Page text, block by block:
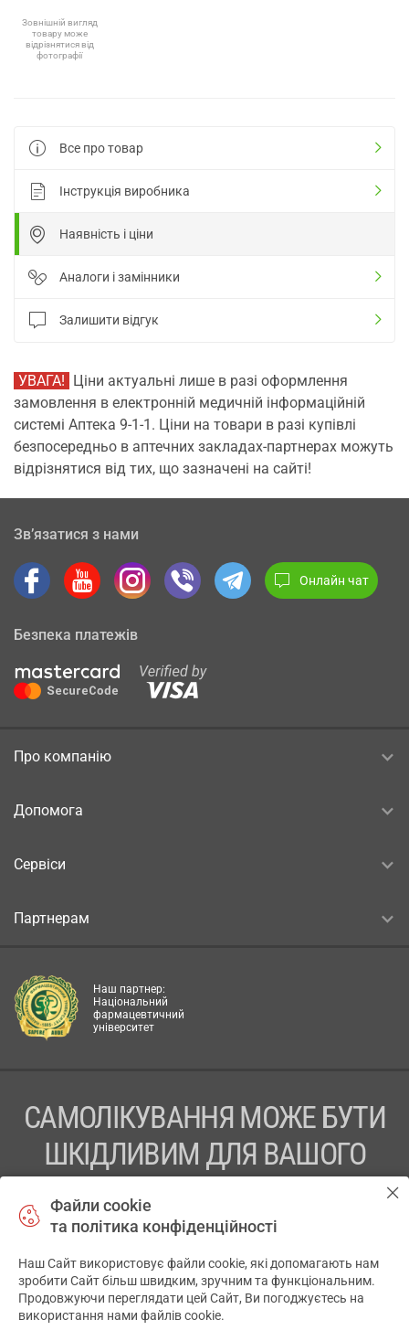
Зовнішній вигляд
товару може
відрізнятися від
фотографії
Все про товар
Інструкція виробника
Наявність і ціни
Аналоги і замінники
Залишити відгук
УВАГА! Ціни актуальні лише в разі оформлення
замовлення в електронній медичній інформаційній
системі Аптека 9-1-1. Ціни на товари в разі купівлі
безпосередньо в аптечних закладах-партнерах можуть
відрізнятися від тих, що зазначені на сайті!
Зв’язатися з нами
Онлайн чат
Безпека платежів
Про компанію
Допомога
Сервіси
Партнерам
Наш партнер:
Національний
фармацевтичний
університет
САМОЛІКУВАННЯ МОЖЕ БУТИ
ШКІДЛИВИМ ДЛЯ ВАШОГО
ПЕРЕД ЗАСТОСУВАННЯМ ПРЕПАРАТУ ПРОКОНСУЛЬТУЙТЕСЬ
ТОВ «АПТЕКА 911.ЮА» Код ЄДРПОУ 43631965.
Відмова від відповідальності
Файли cookie
та політика конфіденційності
Наш Сайт використовує файли cookie, які допомагають нам
зробити Сайт більш швидким, зручним та функціональним.
Продовжуючи переглядати цей Сайт, Ви погоджуєтесь на
використання нами файлів cookie.
✕